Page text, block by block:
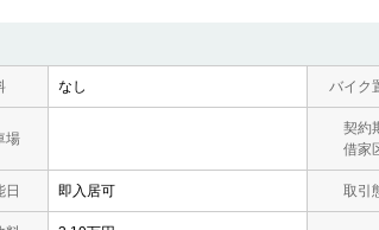
なし バイク
場
契約
借家
日 即入居可 取引